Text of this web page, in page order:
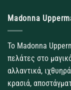
Madonna
Το Madonna
πελάτες στο
αλλαντικά,
κρασιά,